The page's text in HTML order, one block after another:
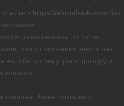
ссылки - https://avtoshark.com без
согласовывать по почте
, при копировании текста без
жалобы хостеру, регистратору и
означает Ваше согласие с